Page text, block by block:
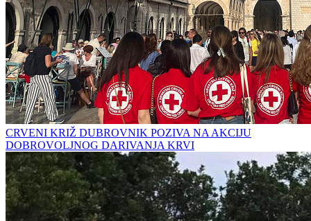
CRVENI KRIŽ DUBROVNIK POZIVA NA AKCIJU
DOBROVOLJNOG DARIVANJA KRVI